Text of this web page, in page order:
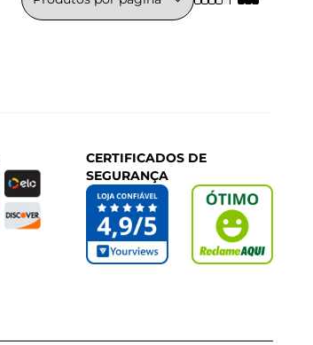
CERTIFICADOS DE
SEGURANÇA